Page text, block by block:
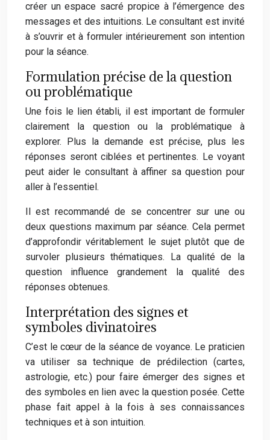
créer un espace sacré propice à l’émergence des
messages et des intuitions. Le consultant est invité
à s’ouvrir et à formuler intérieurement son intention
pour la séance.
Formulation précise de la question
ou problématique
Une fois le lien établi, il est important de formuler
clairement la question ou la problématique à
explorer. Plus la demande est précise, plus les
réponses seront ciblées et pertinentes. Le voyant
peut aider le consultant à affiner sa question pour
aller à l’essentiel.
Il est recommandé de se concentrer sur une ou
deux questions maximum par séance. Cela permet
d’approfondir véritablement le sujet plutôt que de
survoler plusieurs thématiques. La qualité de la
question influence grandement la qualité des
réponses obtenues.
Interprétation des signes et
symboles divinatoires
C’est le cœur de la séance de voyance. Le praticien
va utiliser sa technique de prédilection (cartes,
astrologie, etc.) pour faire émerger des signes et
des symboles en lien avec la question posée. Cette
phase fait appel à la fois à ses connaissances
techniques et à son intuition.